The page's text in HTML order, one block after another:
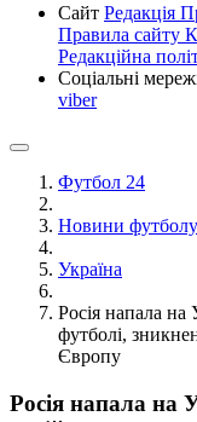
Сайт Редакція
Правила сайту
Редакційна
Соціальні
viber
Футбол 24
Новини футболу
Україна
Росія напала на
футболі,
Європу
Росія напала на